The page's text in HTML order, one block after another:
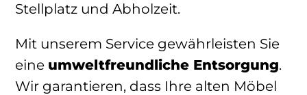
Stellplatz und Abholzeit.
Mit unserem Service gewährleisten Sie
eine umweltfreundliche Entsorgung.
Wir garantieren, dass Ihre alten Möbel